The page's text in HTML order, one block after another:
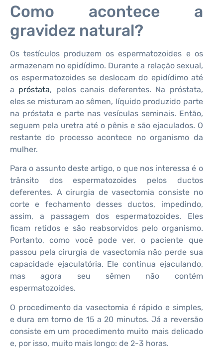
Como acontece a
gravidez natural?
Os testículos produzem os espermatozoides e os
armazenam no epidídimo. Durante a relação sexual,
os espermatozoides se deslocam do epidídimo até
a próstata, pelos canais deferentes. Na próstata,
eles se misturam ao sêmen, líquido produzido parte
na próstata e parte nas vesículas seminais. Então,
seguem pela uretra até o pênis e são ejaculados. O
restante do processo acontece no organismo da
mulher.
Para o assunto deste artigo, o que nos interessa é o
trânsito dos espermatozoides pelos ductos
deferentes. A cirurgia de vasectomia consiste no
corte e fechamento desses ductos, impedindo,
assim, a passagem dos espermatozoides. Eles
ficam retidos e são reabsorvidos pelo organismo.
Portanto, como você pode ver, o paciente que
passou pela cirurgia de vasectomia não perde sua
capacidade ejaculatória. Ele continua ejaculando,
mas agora seu sêmen não contém
espermatozoides.
O procedimento da vasectomia é rápido e simples,
e dura em torno de 15 a 20 minutos. Já a reversão
consiste em um procedimento muito mais delicado
e, por isso, muito mais longo: de 2-3 horas.